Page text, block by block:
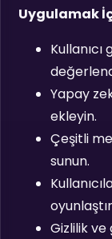
Uygulamak
Yapay
ekleyin.
Çeşitli
sunun.
Gizlilik